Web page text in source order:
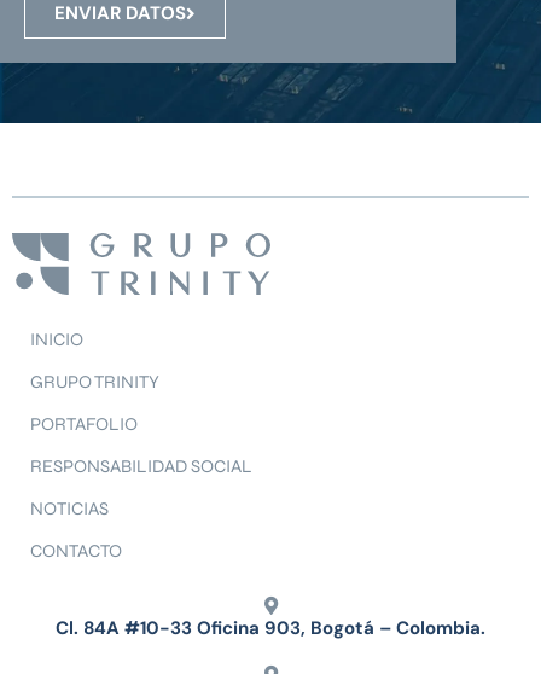
ENVIAR DATOS
INICIO
GRUPO TRINITY
PORTAFOLIO
RESPONSABILIDAD SOCIAL
NOTICIAS
CONTACTO
Cl. 84A #10-33 Oficina 903, Bogotá – Colombia.